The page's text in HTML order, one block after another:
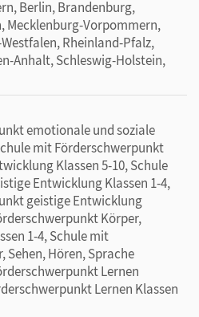
Berlin, Brandenburg,
Mecklenburg-Vorpommern,
Rheinland-Pfalz,
Anhalt, Schleswig-Holstein,
emotionale und soziale
mit Förderschwerpunkt
Klassen 5-10, Schule
Entwicklung Klassen 1-4,
geistige Entwicklung
Körper,
1-4, Schule mit
Sehen, Hören, Sprache
Lernen
Lernen Klassen